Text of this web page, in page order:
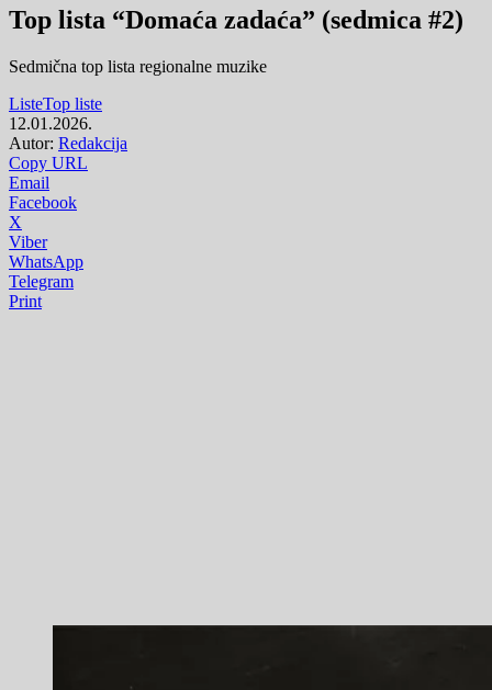
Top lista “Domaća zadaća” (sedmica #2)
Sedmična top lista regionalne muzike
ListeTop liste
12.01.2026.
Autor: Redakcija
Copy URL
Email
Facebook
X
Viber
WhatsApp
Telegram
Print